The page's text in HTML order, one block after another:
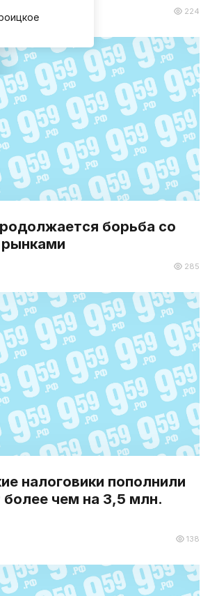
224
борьба со
285
налоговики пополнили
чем на 3,5 млн.
138